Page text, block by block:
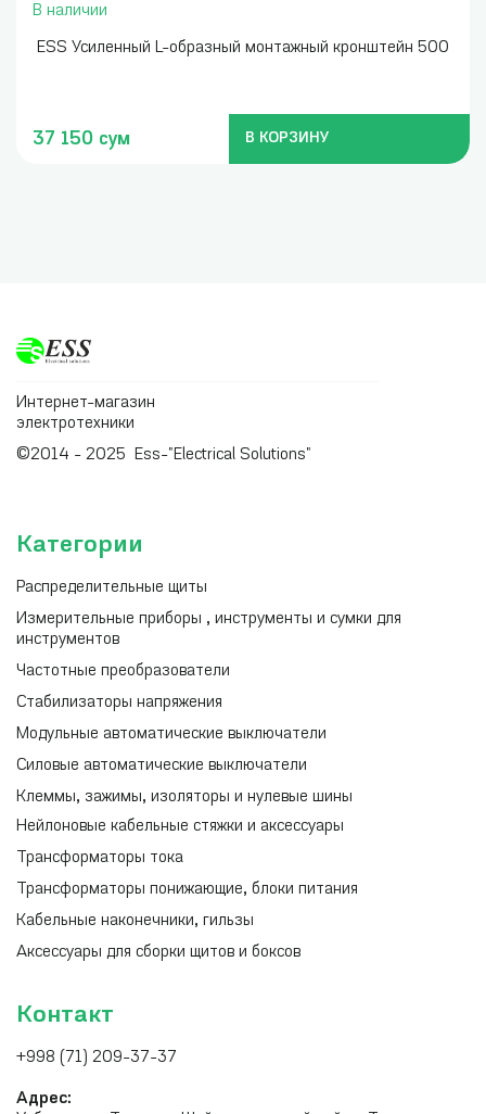
В наличии
ESS Усиленный L-образный монтажный кронштейн 500
37 150 сум В КОРЗИНУ
Интернет-магазин
электротехники
©2014 - 2025 Ess-"Electrical Solutions"
Категории
Распределительные щиты
Измерительные приборы , инструменты и сумки для
инструментов
Частотные преобразователи
Стабилизаторы напряжения
Модульные автоматические выключатели
Силовые автоматические выключатели
Клеммы, зажимы, изоляторы и нулевые шины
Нейлоновые кабельные стяжки и аксессуары
Трансформаторы тока
Трансформаторы понижающие, блоки питания
Кабельные наконечники, гильзы
Аксессуары для сборки щитов и боксов
Контакт
+998 (71) 209-37-37
Адрес: